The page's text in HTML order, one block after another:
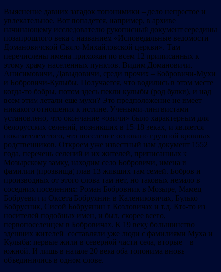
Выяснение давних загадок топонимики – дело непростое и
увлекательное. Вот попадется, например, в архиве
начинающему исследователю рукописный документ середины
позапрошлого века с названием «Исповедальные ведомости
Домановичской Свято-Михайловской церкви». Там
перечислены имена прихожан по всем 12 приписанных к
этому храму населенных пунктов. Видим Домановичи,
Анисимовичи, Давыдовичи, среди прочих – Бобровичи-Мухи
и Бобровичи-Кулыбы. Получается, что водились в этом месте
когда-то бобры, потом здесь пекли кулыбы (род булки), и над
всем этим летали еще мухи? Это предположение не имеет
никакого отношения к истине. Учеными-лингвистами
установлено, что окончание «овичи» было характерным для
белорусских селений, возникших в 15-18 веках, и является
показателем того, что поселение основано группой кровных
родственников. Откроем уже известный нам документ 1552
года, перечень селений и их жителей, приписанных к
Мозырскому замку, находим село Бобровичи, имена и
фамилии (прозвища) глав 13 живших там семей. Бобров и
производных от этого слова там нет, но таковых немало в
соседних поселениях: Роман Бобровник в Мозыре, Мамец
Бобруевич и Оксета Бобруянин в Калениковичах, Булько
Бобрусник, Сисой Бобруянин в Козловичах и т.д. Кто-то из
носителей подобных имен, и был, скорее всего,
первопоселенцем в Бобровичах. К 19 веку большинство
здешних жителей составляли уже люди с фамилиями Муха и
Кулыба: первые жили в северной части села, вторые – в
южной. И лишь в начале 20 века оба топонима вновь
объединились в одном слове.